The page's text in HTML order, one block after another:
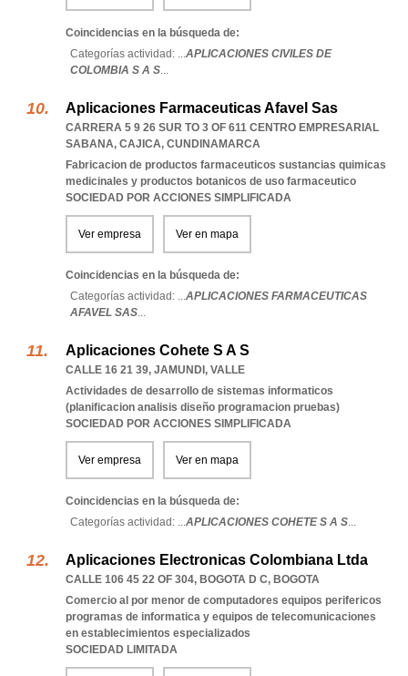
Coincidencias en la búsqueda de:
Categorías actividad: ...APLICACIONES CIVILES DE
COLOMBIA S A S...
Aplicaciones Farmaceuticas Afavel Sas
CARRERA 5 9 26 SUR TO 3 OF 611 CENTRO EMPRESARIAL
SABANA, CAJICA, CUNDINAMARCA
Fabricacion de productos farmaceuticos sustancias quimicas
medicinales y productos botanicos de uso farmaceutico
SOCIEDAD POR ACCIONES SIMPLIFICADA
Ver empresa Ver en mapa
Coincidencias en la búsqueda de:
Categorías actividad: ...APLICACIONES FARMACEUTICAS
AFAVEL SAS...
Aplicaciones Cohete S A S
CALLE 16 21 39, JAMUNDI , VALLE
Actividades de desarrollo de sistemas informaticos
(planificacion analisis diseño programacion pruebas)
SOCIEDAD POR ACCIONES SIMPLIFICADA
Ver empresa Ver en mapa
Coincidencias en la búsqueda de:
Categorías actividad: ...APLICACIONES COHETE S A S...
Aplicaciones Electronicas Colombiana Ltda
CALLE 106 45 22 OF 304, BOGOTA D C, BOGOTA
Comercio al por menor de computadores equipos perifericos
programas de informatica y equipos de telecomunicaciones
en establecimientos especializados
SOCIEDAD LIMITADA